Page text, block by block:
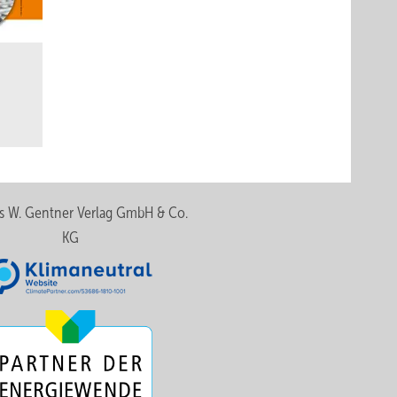
Gentner Verlag GmbH & Co.
KG